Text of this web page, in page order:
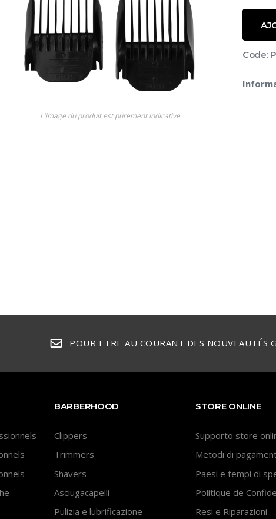
L'image du produit est purement indicative
Code:
POUR ETRE AU COURANT DES NOUVEAUTÉS
BARBERHOOD
Clippers
Trimmers
Shavers
Asciugacapelli
Pulizia e lubrificazione
STORE ONLINE
Supporto store
Metodi di
Paesi e tempi di
Politique de
Resi e Riparazioni